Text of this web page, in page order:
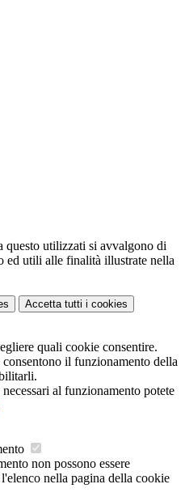
questo utilizzati si avvalgono di
ed utili alle finalità illustrate nella
Accetta tutti i cookies
quali cookie consentire.
il funzionamento della
al funzionamento potete
non possono essere
nella pagina della cookie